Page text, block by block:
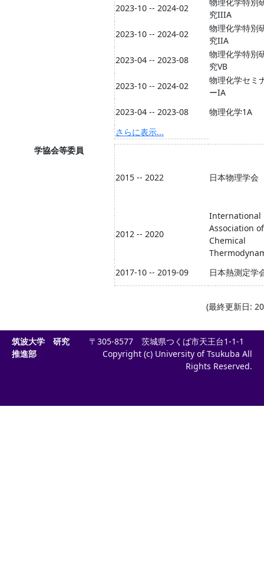
2023-10 -- 2024-02
究IIIA
2023-10 -- 2024-02
物理化学特別
究IIA
2023-04 -- 2023-08
物理化学特別
究VB
2023-10 -- 2024-02
物理化学セミ
ーIA
2023-04 -- 2023-08
物理化学1A
さらに表示...
学協会等委員
2015 -- 2022 日本物理学会
2012 -- 2020
International
Association of
Chemical
2017-10 -- 2019-09
日本熱測定学
(最終更新日:
筑波大学 研究
推進部
〒305-8577 茨城県つくば市天王台1-1-1
Copyright (c) University of Tsukuba All
Rights Reserved.